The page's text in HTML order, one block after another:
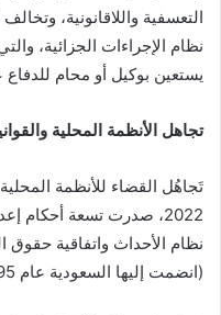
التعسفية واللاقانونية،
نظام الإجراءات الجزائية،
يستعين بوكيل أو محام
تجاهل الأنظمة المحلية
تَجاهُل القضاء للأنظمة
2022، صدرت تسعة أحكام
نظام الأحداث واتفاقية حقوق
(انضمت إليها السعودية عام 1995).